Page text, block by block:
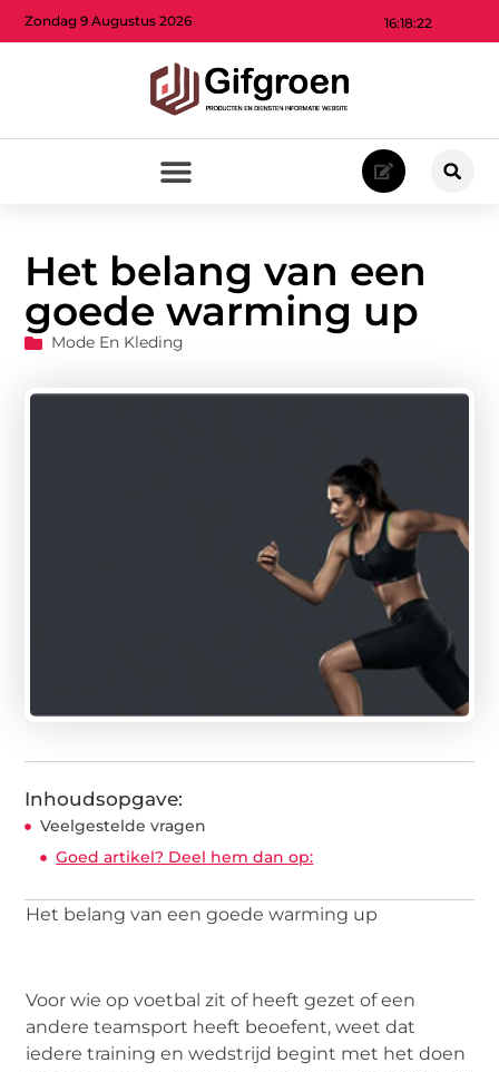
16:18:23
Zondag 9 Augustus 2026
Het belang van een
goede warming up
Mode En Kleding
Inhoudsopgave:
Veelgestelde vragen
Goed artikel? Deel hem dan op:
Het belang van een goede warming up
Voor wie op voetbal zit of heeft gezet of een
andere teamsport heeft beoefent, weet dat
iedere training en wedstrijd begint met het doen